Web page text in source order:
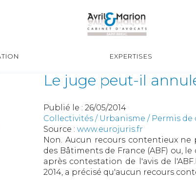
EXPERTISES
Le juge peut-il
Publié le : 26/05/2014
Collectivités / Urbanisme / Permis
Source : www.eurojuris.fr
Non. Aucun recours contentieux
des Bâtiments de France (ABF) ou,
après contestation de l'avis de
2014, a précisé qu'aucun recours